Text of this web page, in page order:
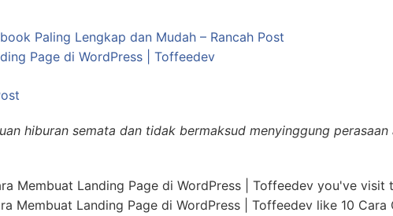
Paling Lengkap dan Mudah – Rancah Post
Page di WordPress | Toffeedev
hiburan semata dan tidak bermaksud menyinggung
Membuat Landing Page di WordPress | Toffeedev you've visit
Membuat Landing Page di WordPress | Toffeedev like 10 Cara